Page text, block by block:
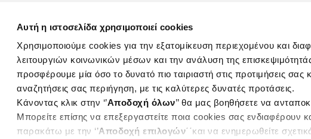
Αυτή η ιστοσελίδα χρησιμοποιεί cookies
Χρησιμοποιούμε cookies για την εξατομίκευση περιεχομένου και
λειτουργιών κοινωνικών μέσων και την ανάλυση της
προσφέρουμε μία όσο το δυνατό πιο ταιριαστή στις προτιμήσεις σας
αναζητήσεις σας περιήγηση, με τις καλύτερες δυνατές προτάσεις.
Κάνοντας κλικ στην ‘’Αποδοχή όλων’’ θα μας βοηθήσετε να
Μπορείτε επίσης να επεξεργαστείτε ποια cookies σας ενδιαφέρουν
παρακάτω με την ‘’Αποδοχή επιλογών΄΄και να ενημερωθείτε